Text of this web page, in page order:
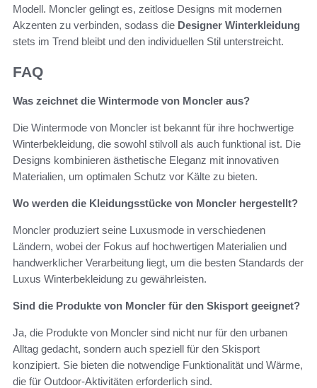
Modell. Moncler gelingt es, zeitlose Designs mit modernen
Akzenten zu verbinden, sodass die Designer Winterkleidung
stets im Trend bleibt und den individuellen Stil unterstreicht.
FAQ
Was zeichnet die Wintermode von Moncler aus?
Die Wintermode von Moncler ist bekannt für ihre hochwertige
Winterbekleidung, die sowohl stilvoll als auch funktional ist. Die
Designs kombinieren ästhetische Eleganz mit innovativen
Materialien, um optimalen Schutz vor Kälte zu bieten.
Wo werden die Kleidungsstücke von Moncler hergestellt?
Moncler produziert seine Luxusmode in verschiedenen
Ländern, wobei der Fokus auf hochwertigen Materialien und
handwerklicher Verarbeitung liegt, um die besten Standards der
Luxus Winterbekleidung zu gewährleisten.
Sind die Produkte von Moncler für den Skisport geeignet?
Ja, die Produkte von Moncler sind nicht nur für den urbanen
Alltag gedacht, sondern auch speziell für den Skisport
konzipiert. Sie bieten die notwendige Funktionalität und Wärme,
die für Outdoor-Aktivitäten erforderlich sind.